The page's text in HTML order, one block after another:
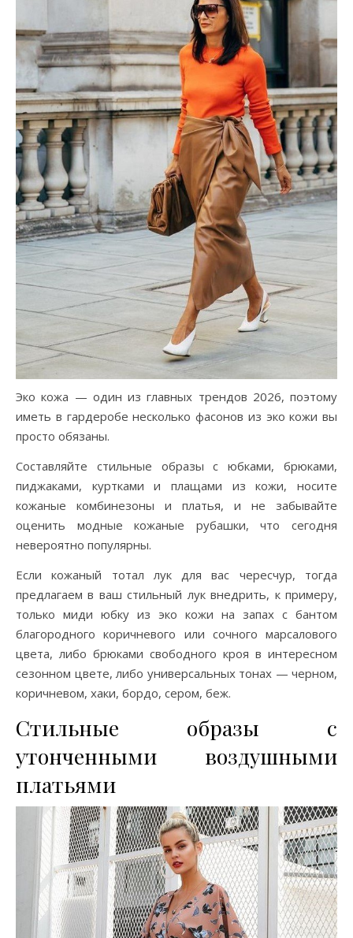
Эко кожа — один из главных трендов 2026, поэтому
иметь в гардеробе несколько фасонов из эко кожи вы
просто обязаны.
Составляйте стильные образы с юбками, брюками,
пиджаками, куртками и плащами из кожи, носите
кожаные комбинезоны и платья, и не забывайте
оценить модные кожаные рубашки, что сегодня
невероятно популярны.
Если кожаный тотал лук для вас чересчур, тогда
предлагаем в ваш стильный лук внедрить, к примеру,
только миди юбку из эко кожи на запах с бантом
благородного коричневого или сочного марсалового
цвета, либо брюками свободного кроя в интересном
сезонном цвете, либо универсальных тонах — черном,
коричневом, хаки, бордо, сером, беж.
Стильные образы с
утонченными воздушными
платьями